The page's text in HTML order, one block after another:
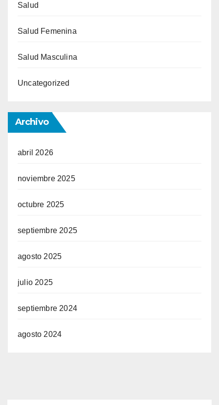
Salud
Salud Femenina
Salud Masculina
Uncategorized
Archivo
abril 2026
noviembre 2025
octubre 2025
septiembre 2025
agosto 2025
julio 2025
septiembre 2024
agosto 2024